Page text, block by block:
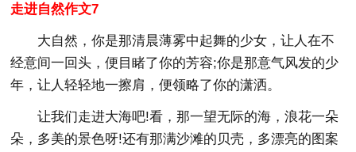
走进自然作文7
大自然，你是那清晨薄雾中起舞的少女，让人在不
经意间一回头，便目睹了你的芳容;你是那意气风发的少
年，让人轻轻地一擦肩，便领略了你的潇洒。
让我们走进大海吧!看，那一望无际的海，浪花一朵
朵，多美的景色呀!还有那满沙滩的贝壳，多漂亮的图案